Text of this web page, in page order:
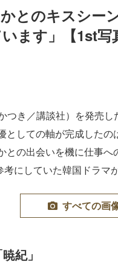
とのキスシー
ます」【1st
つき／講談社）を発売し
としての軸が完成した
との出会いを機に仕事
にしていた韓国ドラマ
すべての画
紀」